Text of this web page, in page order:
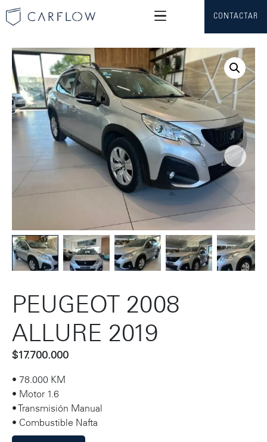
CONTACTAR
PEUGEOT 2008
ALLURE 2019
$17.700.000
• 78.000 KM
• Motor 1.6
• Transmisión Manual
• Combustible Nafta